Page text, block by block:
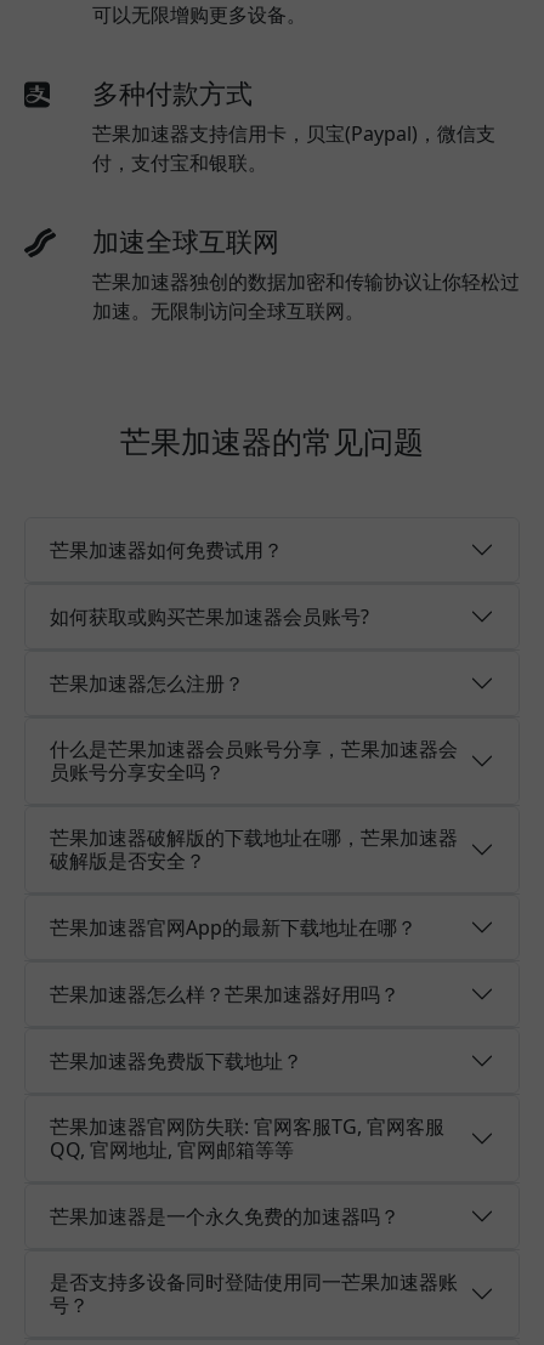
可以无限增购更多设备。
多种付款方式
芒果加速器支持信用卡，贝宝(Paypal)，微信支
付，支付宝和银联。
加速全球互联网
芒果加速器独创的数据加密和传输协议让你轻松过
加速。无限制访问全球互联网。
芒果加速器的常见问题
芒果加速器如何免费试用？
如何获取或购买芒果加速器会员账号?
芒果加速器怎么注册？
什么是芒果加速器会员账号分享，芒果加速器会
员账号分享安全吗？
芒果加速器破解版的下载地址在哪，芒果加速器
破解版是否安全？
芒果加速器官网App的最新下载地址在哪？
芒果加速器怎么样？芒果加速器好用吗？
芒果加速器免费版下载地址？
芒果加速器官网防失联: 官网客服TG, 官网客服
QQ, 官网地址, 官网邮箱等等
芒果加速器是一个永久免费的加速器吗？
是否支持多设备同时登陆使用同一芒果加速器账
号？